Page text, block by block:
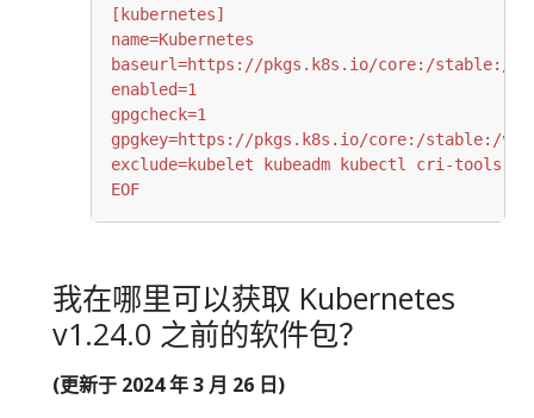
EOF
我在哪里可以获取 Kubernetes
v1.24.0 之前的软件包？
(更新于 2024 年 3 月 26 日)